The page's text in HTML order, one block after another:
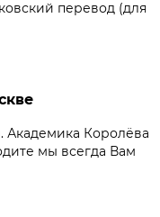
перевод (для
Академика Королёва
мы всегда Вам